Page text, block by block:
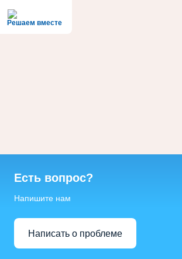
Решаем вместе
Есть вопрос?
Напишите нам
Написать о проблеме